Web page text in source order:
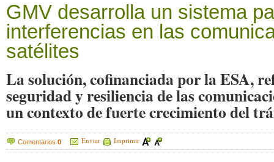
GMV desarrolla un sistema
interferencias en las
satélites
La solución, cofinanciada por la ESA,
seguridad y resiliencia de las
un contexto de fuerte crecimiento del
Comentarios 0 Enviar Imprimir